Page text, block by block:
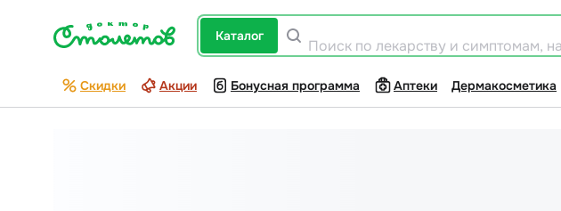
каталог
Поиск по лекарству и симптомам,
Скидки Акции Бонусная программа Аптеки Дермакосметика